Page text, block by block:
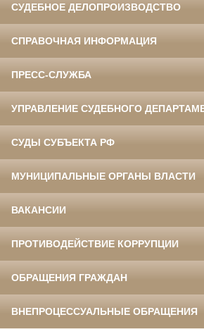
СУДЕБНОЕ ДЕЛОПРОИЗВОДСТВО
СПРАВОЧНАЯ ИНФОРМАЦИЯ
ПРЕСС-СЛУЖБА
УПРАВЛЕНИЕ СУДЕБНОГО
СУДЫ СУБЪЕКТА РФ
МУНИЦИПАЛЬНЫЕ ОРГАНЫ ВЛАСТИ
ВАКАНСИИ
ПРОТИВОДЕЙСТВИЕ КОРРУПЦИИ
ОБРАЩЕНИЯ ГРАЖДАН
ВНЕПРОЦЕССУАЛЬНЫЕ ОБРАЩЕНИЯ